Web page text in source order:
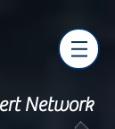
Network